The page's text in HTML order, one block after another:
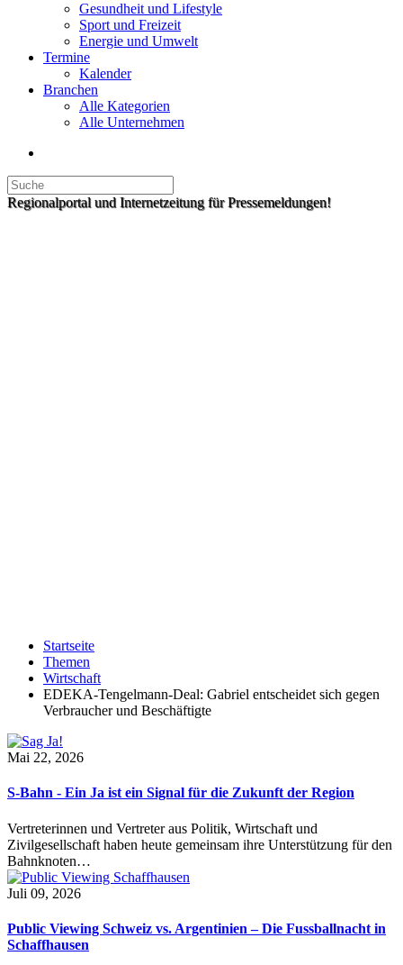
Gesundheit und Lifestyle
Sport und Freizeit
Energie und Umwelt
Termine
Kalender
Branchen
Alle Kategorien
Alle Unternehmen
Regionalportal und Internetzeitung für Pressemeldungen!
Startseite
Themen
Wirtschaft
EDEKA-Tengelmann-Deal: Gabriel entscheidet sich gegen
Verbraucher und Beschäftigte
Mai 22, 2026
S-Bahn - Ein Ja ist ein Signal für die Zukunft der Region
Vertreterinnen und Vertreter aus Politik, Wirtschaft und
Zivilgesellschaft haben heute gemeinsam ihre Unterstützung für den
Bahnknoten…
Juli 09, 2026
Public Viewing Schweiz vs. Argentinien – Die Fussballnacht in
Schaffhausen